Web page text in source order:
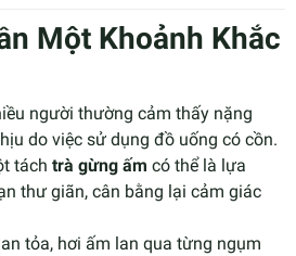
Một Khoảnh Khắc
người thường cảm thấy nặng
do việc sử dụng đồ uống có cồn.
tách trà gừng ấm có thể là lựa
thư giãn, cân bằng lại cảm giác
tỏa, hơi ấm lan qua từng ngụm